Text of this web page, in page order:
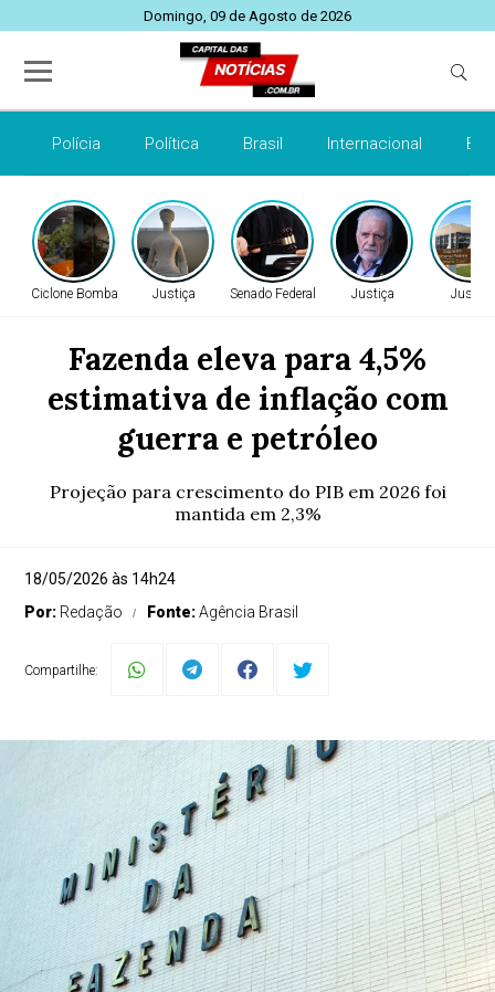
Domingo, 09 de Agosto de 2026
Polícia Política Brasil Internacional
Ciclone Bomba Justiça Senado Federal Justiça Justiça
Fazenda eleva para 4,5%
estimativa de inflação com
guerra e petróleo
Projeção para crescimento do PIB em 2026 foi
mantida em 2,3%
18/05/2026 às 14h24
Por: Redação Fonte:Agência Brasil
Compartilhe: